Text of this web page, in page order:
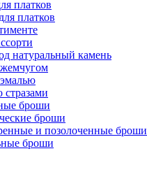
платков
платков
натуральный камень
броши
броши
и позолоченные броши
броши